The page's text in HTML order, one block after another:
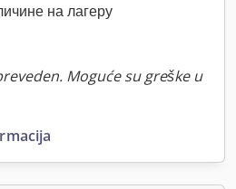
на лагеру
Moguće su greške u